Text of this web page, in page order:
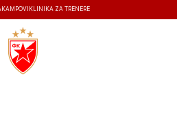
KAMPOVI KLINIKA ZA TRENERE